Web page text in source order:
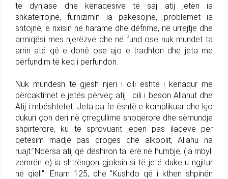
të dynjasë dhe kënaqësive të saj atij jetën ia
shkatërrojnë, furnizimin ia pakësojnë, problemet ia
shtojnë, e nxisin në harame dhe dëfrime, në urrejtje dhe
armiqësi mes njerëzve dhe në fund ose nuk mundet ta
arrin atë që e donë ose ajo e tradhton dhe jeta me
përfundim të keq i përfundon.
Nuk mundesh të gjesh njeri i cili është i kënaqur me
përcaktimet e jetës përveç atij i cili i beson Allahut dhe
Atij i mbështetet. Jeta pa fe është e komplikuar dhe kjo
dukuri çon deri në çrregullime shoqërore dhe sëmundje
shpirtërore, ku të sprovuarit jepen pas ilaçeve për
qetësim madje pas drogës dhe alkoolit, Allahu na
ruajt:"Ndërsa atij që dëshiron ta lërë në humbje, (ia mbyll
zemrën e) ia shtrëngon gjoksin si të jetë duke u ngjitur
në qiell". Enam 125, dhe "Kushdo që i kthen shpinën